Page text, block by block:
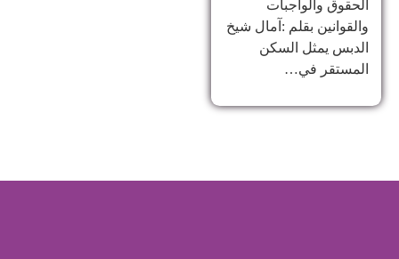
الحقوق والواجبات
والقوانين بقلم :آمال شيخ
الدبس يمثل السكن
المستقر في…